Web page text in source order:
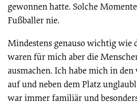
gewonnen hatte. Solche
Fußballer nie.
Mindestens genauso wichtig wie
waren für mich aber die
ausmachen. Ich habe mich in den
auf und neben dem Platz
war immer familiär und